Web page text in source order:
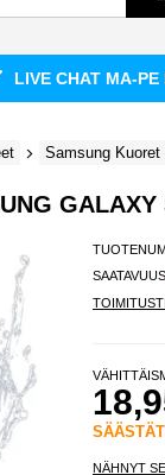
LIVE CHAT MA-
Samsung
NÄHNYT